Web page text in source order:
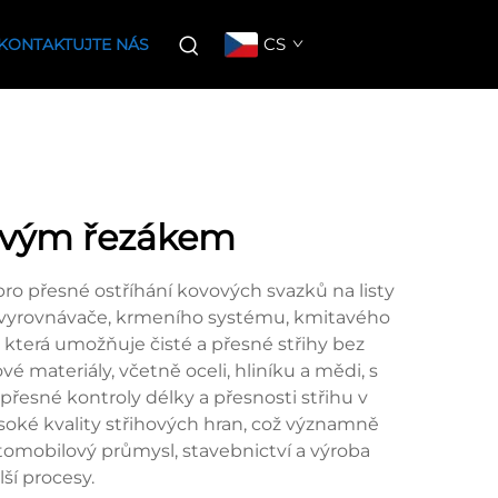
NÁS CS
řezákem
přesné ostříhání kovových svazků na listy
krmeního systému, kmitavého
umožňuje čisté a přesné střihy bez
materiály, včetně oceli, hliníku a mědi, s
kontroly délky a přesnosti střihu v
kvality střihových hran, což významně
průmysl, stavebnictví a výroba
procesy.